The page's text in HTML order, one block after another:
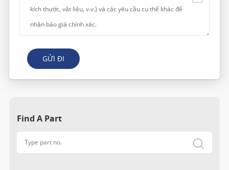
GỬI ĐI
Find A Part